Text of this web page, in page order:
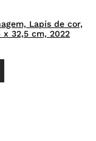
Lapís de cor,
32,5 cm, 2022